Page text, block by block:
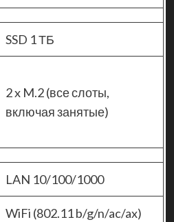
SSD 1 ТБ
2 x M.2 (все слоты,
включая занятые)
LAN 10/100/1000
WiFi (802.11 b/g/n/ac/ax)